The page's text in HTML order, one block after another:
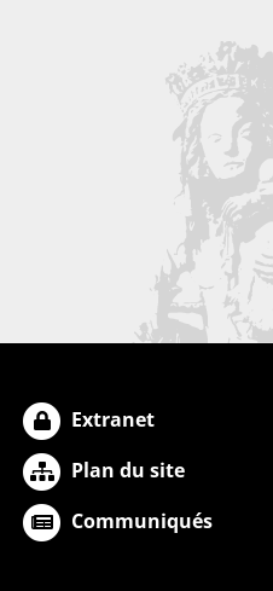
Extranet
Plan du site
Communiqués